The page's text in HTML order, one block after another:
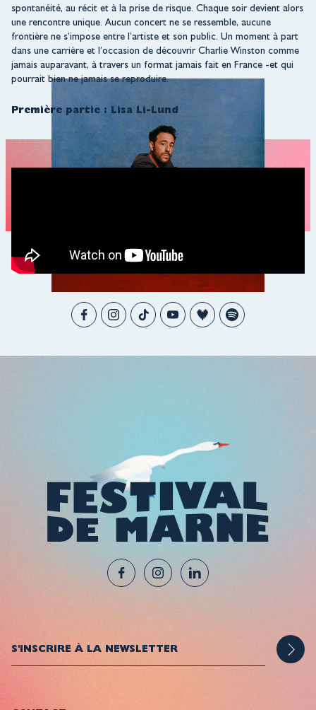
spontanéité, au récit et à la prise de risque. Chaque soir devient alors
une rencontre unique. Aucun concert ne se ressemble, aucune
frontière ne s’impose entre l’artiste et son public. Un moment à part
dans une carrière et l’occasion de découvrir Charlie Winston comme
jamais auparavant, à travers un format jamais fait en France -et qui
pourrait bien ne jamais se reproduire.
Première partie : Lisa Li-Lund